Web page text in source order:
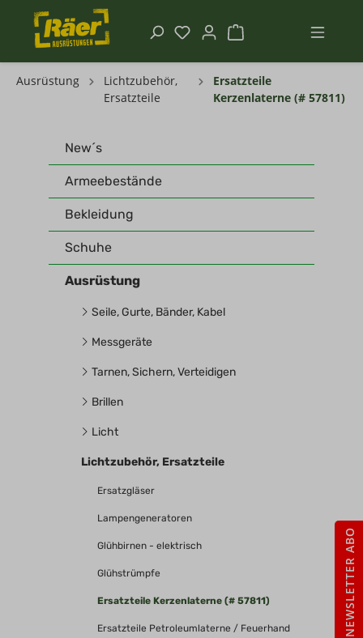
Ausrüstung
Lichtzubehör,
Ersatzteile
Ersatzteile
Kerzenlaterne (# 57811)
New´s
Armeebestände
Bekleidung
Schuhe
Ausrüstung
Seile, Gurte, Bänder, Kabel
Messgeräte
Tarnen, Sichern, Verteidigen
Brillen
Licht
Lichtzubehör, Ersatzteile
Ersatzgläser
Lampengeneratoren
Glühbirnen - elektrisch
Glühstrümpfe
Ersatzteile Kerzenlaterne (# 57811)
Ersatzteile Petroleumlaterne / Feuerhand NEWSLETTER ABO